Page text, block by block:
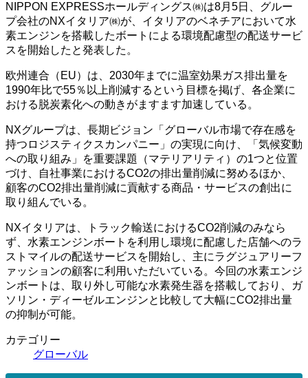
NIPPON EXPRESSホールディングス㈱は8月5日、グルー
プ会社のNXイタリア㈱が、イタリアのベネチアにおいて水
素エンジンを搭載したボートによる環境配慮型の配送サービ
スを開始したと発表した。
欧州連合（EU）は、2030年までに温室効果ガス排出量を
1990年比で55％以上削減するという目標を掲げ、各企業に
おける脱炭素化への動きがますます加速している。
NXグループは、長期ビジョン「グローバル市場で存在感を
持つロジスティクスカンパニー」の実現に向け、「気候変動
への取り組み」を重要課題（マテリアリティ）の1つと位置
づけ、自社事業におけるCO2の排出量削減に努めるほか、
顧客のCO2排出量削減に貢献する商品・サービスの創出に
取り組んでいる。
NXイタリアは、トラック輸送におけるCO2削減のみなら
ず、水素エンジンボートを利用し環境に配慮した店舗へのラ
ストマイルの配送サービスを開始し、主にラグジュアリーフ
ァッションの顧客に利用いただいている。今回の水素エンジ
ンボートは、取り外し可能な水素発生器を搭載しており、ガ
ソリン・ディーゼルエンジンと比較して大幅にCO2排出量
の抑制が可能。
カテゴリー
グローバル